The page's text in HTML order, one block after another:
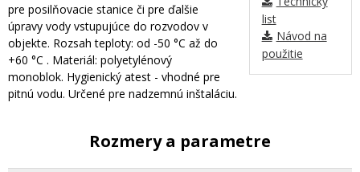
list
Návod na
použitie
pre posilňovacie stanice či pre ďalšie
úpravy vody vstupujúce do rozvodov v
objekte. Rozsah teploty: od -50 °C až do
+60 °C . Materiál: polyetylénový
monoblok. Hygienický atest - vhodné pre
pitnú vodu. Určené pre nadzemnú inštaláciu.
Rozmery a parametre